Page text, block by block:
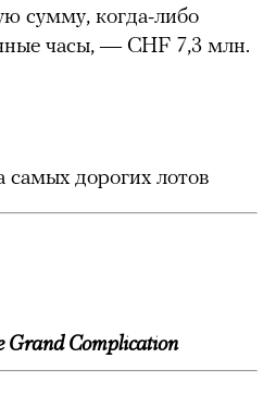
сумму, когда-либо
часы, — CHF 7,3 млн.
самых дорогих лотов
Grand Complication